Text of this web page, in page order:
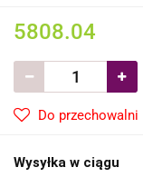
5808.04
Do przechowalni
Wysyłka w ciągu